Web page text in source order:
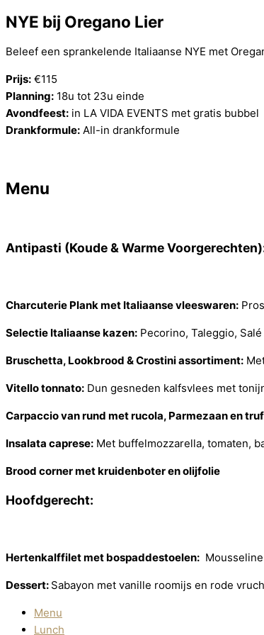
NYE bij Oregano Lier
Beleef een sprankelende Italiaanse NYE met
Prijs: €115
Planning: 18u tot 23u einde
Avondfeest: in LA VIDA EVENTS met gratis bubbel
Drankformule: All-in drankformule
Menu
Antipasti (Koude & Warme
Charcuterie Plank met Italiaanse vleeswaren:
Selectie Italiaanse kazen: Pecorino, Taleggio,
Bruschetta, Lookbrood & Crostini assortiment:
Vitello tonnato: Dun gesneden kalfsvlees met
Carpaccio van rund met rucola, Parmezaan en
Insalata caprese: Met buffelmozzarella, tomaten,
Brood corner met kruidenboter en olijfolie
Hoofdgerecht:
Hertenkalffilet met bospaddestoelen:
Dessert: Sabayon met vanille roomijs en rode
Menu
Lunch